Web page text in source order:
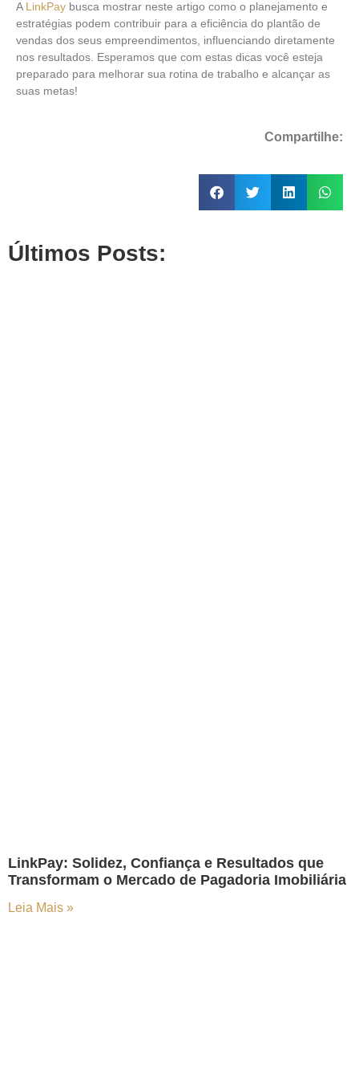
A LinkPay busca mostrar neste artigo como o planejamento e
estratégias podem contribuir para a eficiência do plantão de
vendas dos seus empreendimentos, influenciando diretamente
nos resultados. Esperamos que com estas dicas você esteja
preparado para melhorar sua rotina de trabalho e alcançar as
suas metas!
Compartilhe:
Últimos Posts:
LinkPay: Solidez, Confiança e Resultados que
Transformam o Mercado de Pagadoria Imobiliária
Leia Mais »